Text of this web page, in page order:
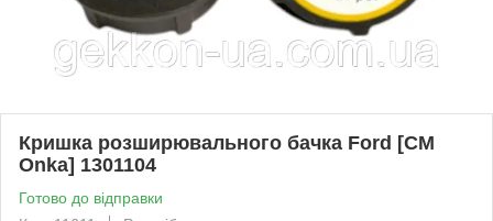
Кришка розширювального бачка Ford [СМ
Onka] 1301104
Готово до відправки